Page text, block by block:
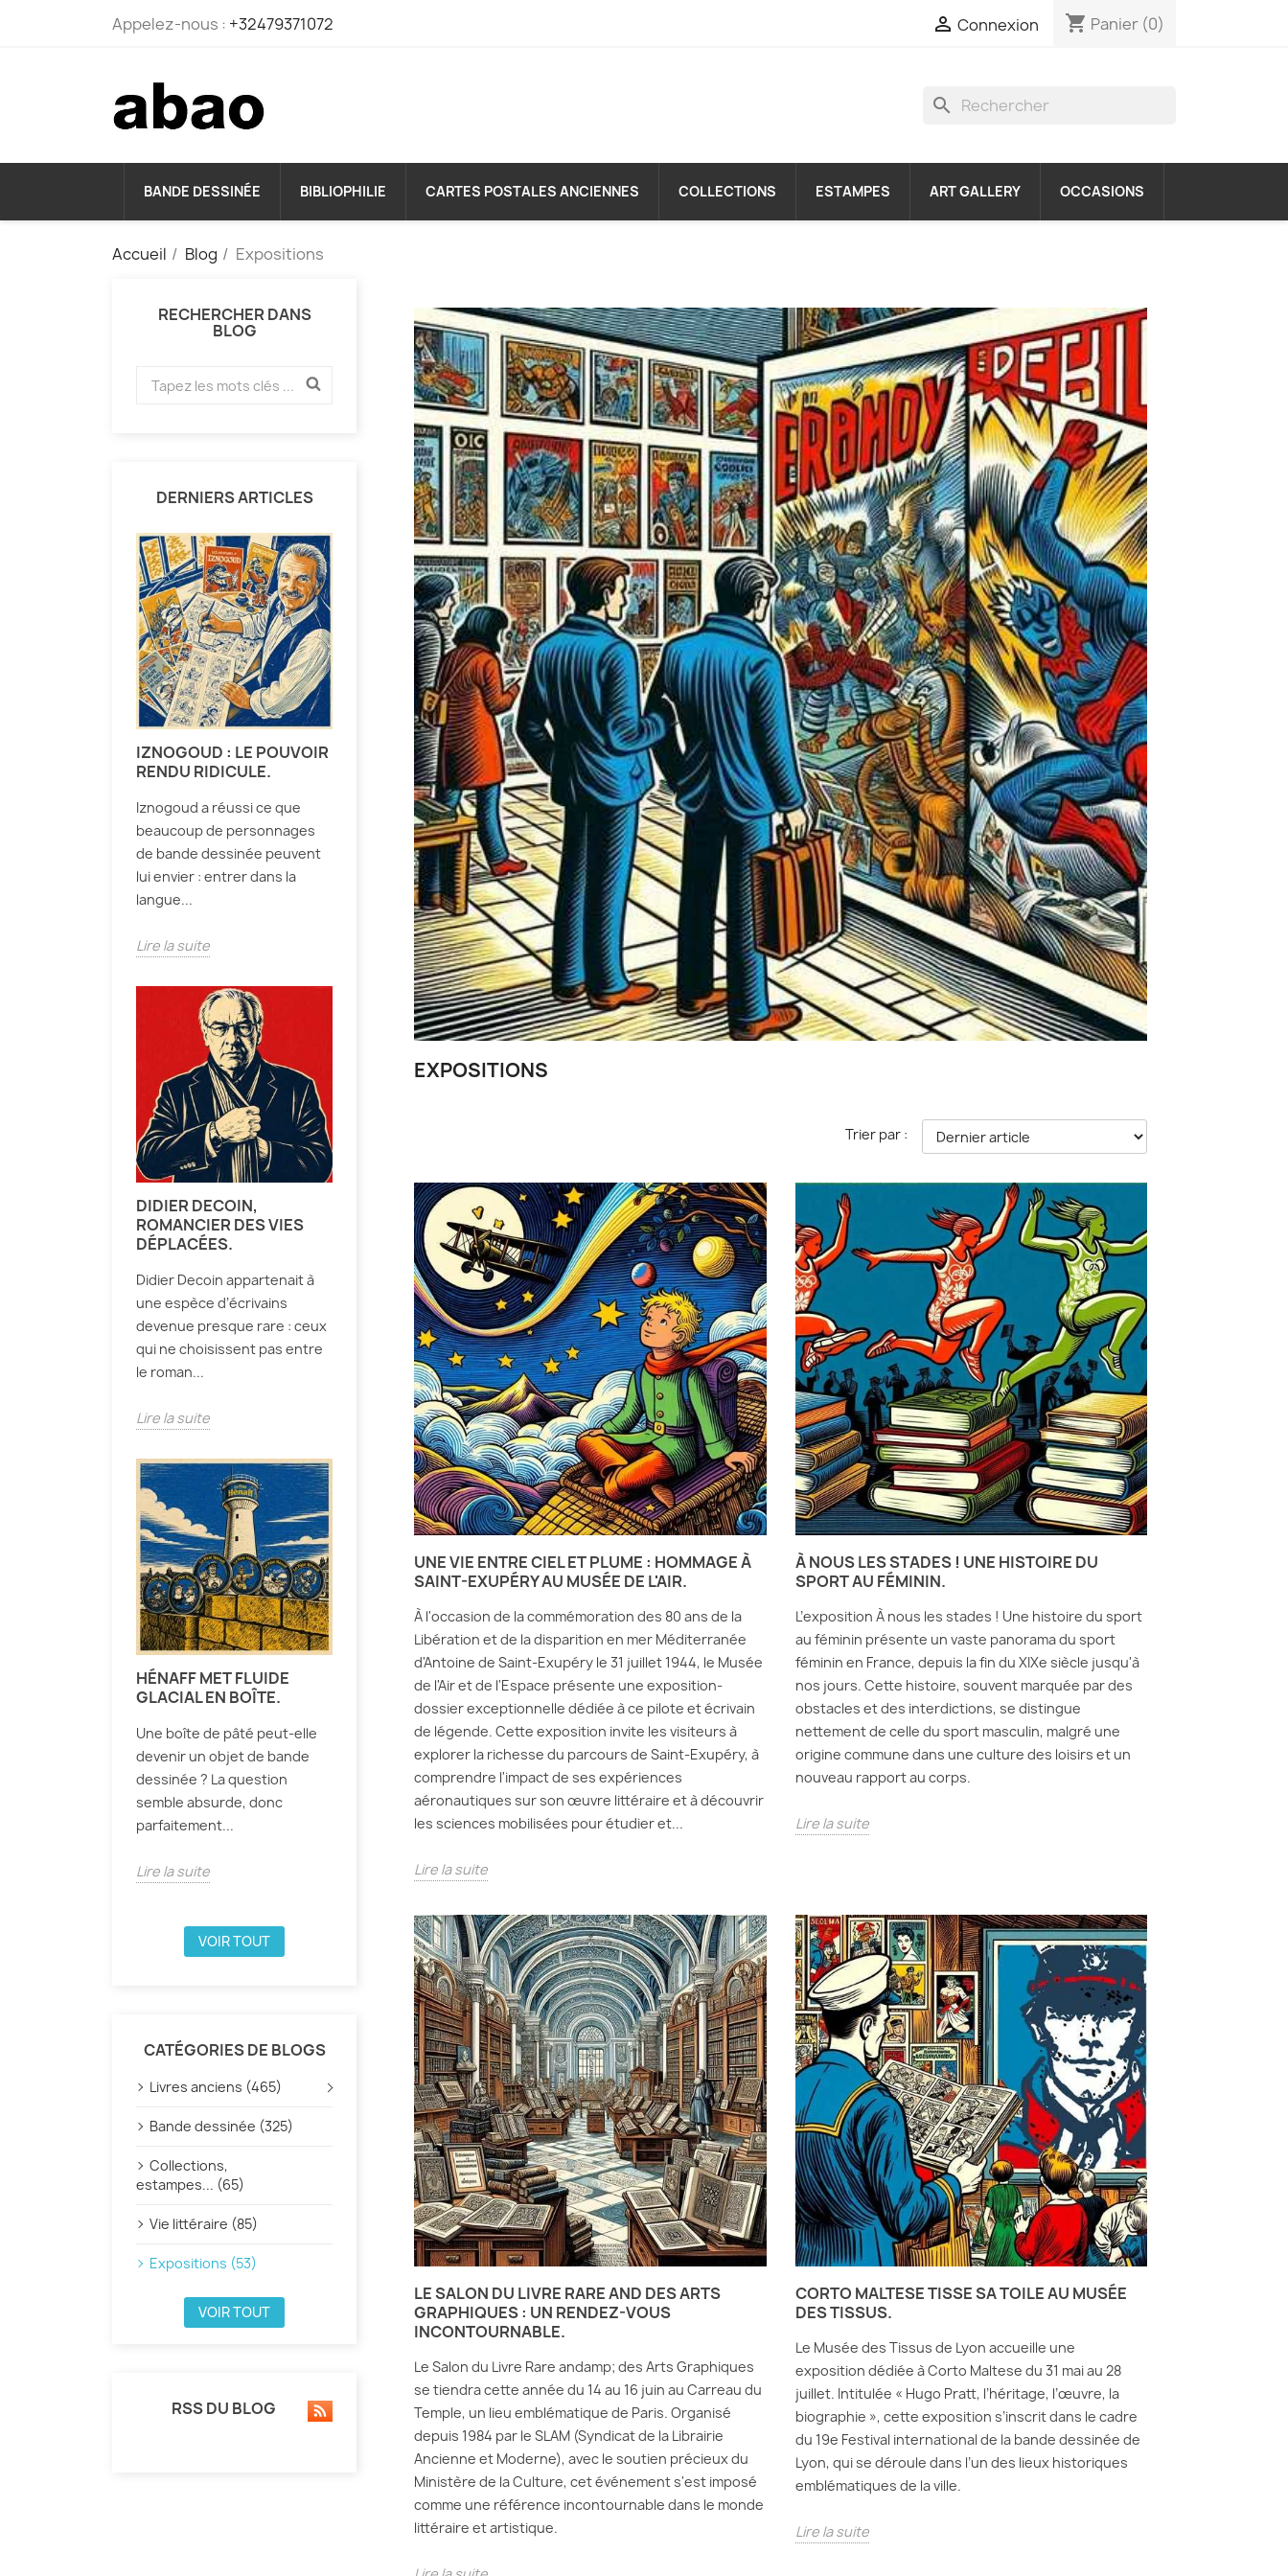
Appelez-nous : +32479371072  Connexion shopping_cart Panier (0)
search
BANDE DESSINÉE BIBLIOPHILIE CARTES POSTALES ANCIENNES COLLECTIONS ESTAMPES ART GALLERY OCCASIONS
Accueil Blog Expositions
RECHERCHER DANS
BLOG
DERNIERS ARTICLES
IZNOGOUD : LE POUVOIR
RENDU RIDICULE.
Iznogoud a réussi ce que
beaucoup de personnages
de bande dessinée peuvent
lui envier : entrer dans la
langue...
Lire la suite
DIDIER DECOIN,
ROMANCIER DES VIES
DÉPLACÉES.
Didier Decoin appartenait à
une espèce d’écrivains
devenue presque rare : ceux
qui ne choisissent pas entre
le roman...
Lire la suite
HÉNAFF MET FLUIDE
GLACIAL EN BOÎTE.
Une boîte de pâté peut-elle
devenir un objet de bande
dessinée ? La question
semble absurde, donc
parfaitement...
Lire la suite
VOIR TOUT
CATÉGORIES DE BLOGS
Livres anciens (465)
Bande dessinée (325)
Collections,
estampes... (65)
Vie littéraire (85)
Expositions (53)
VOIR TOUT
RSS DU BLOG
EXPOSITIONS
Trier par :
UNE VIE ENTRE CIEL ET PLUME : HOMMAGE À
SAINT-EXUPÉRY AU MUSÉE DE L'AIR.
À l'occasion de la commémoration des 80 ans de la
Libération et de la disparition en mer Méditerranée
d'Antoine de Saint-Exupéry le 31 juillet 1944, le Musée
de l'Air et de l'Espace présente une exposition-
dossier exceptionnelle dédiée à ce pilote et écrivain
de légende. Cette exposition invite les visiteurs à
explorer la richesse du parcours de Saint-Exupéry, à
comprendre l'impact de ses expériences
aéronautiques sur son œuvre littéraire et à découvrir
les sciences mobilisées pour étudier et...
Lire la suite
À NOUS LES STADES ! UNE HISTOIRE DU
SPORT AU FÉMININ.
L’exposition À nous les stades ! Une histoire du sport
au féminin présente un vaste panorama du sport
féminin en France, depuis la fin du XIXe siècle jusqu'à
nos jours. Cette histoire, souvent marquée par des
obstacles et des interdictions, se distingue
nettement de celle du sport masculin, malgré une
origine commune dans une culture des loisirs et un
nouveau rapport au corps.
Lire la suite
LE SALON DU LIVRE RARE AND DES ARTS
GRAPHIQUES : UN RENDEZ-VOUS
INCONTOURNABLE.
Le Salon du Livre Rare andamp; des Arts Graphiques
se tiendra cette année du 14 au 16 juin au Carreau du
Temple, un lieu emblématique de Paris. Organisé
depuis 1984 par le SLAM (Syndicat de la Librairie
Ancienne et Moderne), avec le soutien précieux du
Ministère de la Culture, cet événement s'est imposé
comme une référence incontournable dans le monde
littéraire et artistique.
CORTO MALTESE TISSE SA TOILE AU MUSÉE
DES TISSUS.
Le Musée des Tissus de Lyon accueille une
exposition dédiée à Corto Maltese du 31 mai au 28
juillet. Intitulée « Hugo Pratt, l’héritage, l’œuvre, la
biographie », cette exposition s’inscrit dans le cadre
du 19e Festival international de la bande dessinée de
Lyon, qui se déroule dans l’un des lieux historiques
emblématiques de la ville.
Lire la suite